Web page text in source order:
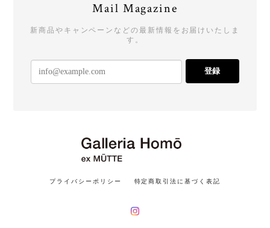
Mail Magazine
新商品やキャンペーンなどの最新情報をお届けいたしま
す。
登録
プライバシーポリシー 特定商取引法に基づく表記